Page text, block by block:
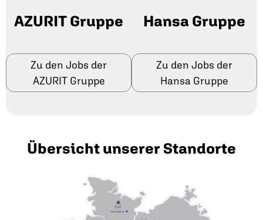
AZURIT Gruppe
Zu den Jobs der
AZURIT Gruppe
Hansa Gruppe
Zu den Jobs der
Hansa Gruppe
Übersicht unserer Standorte